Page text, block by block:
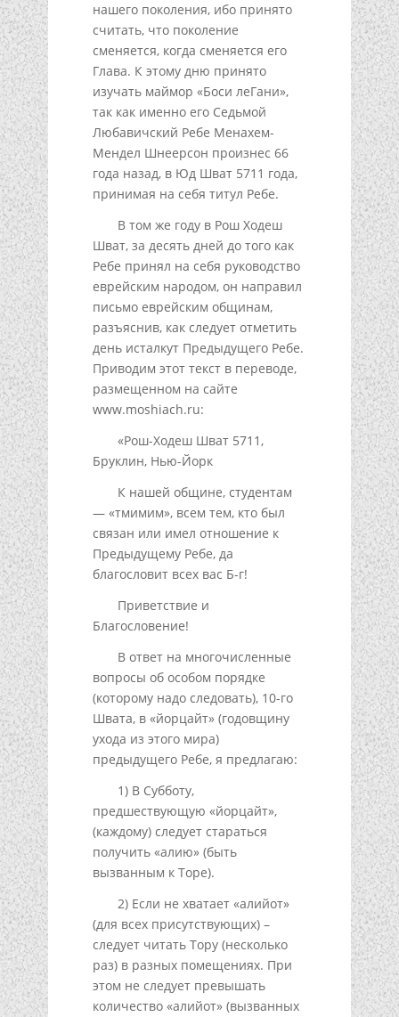
нашего поколения, ибо принято
считать, что поколение
сменяется, когда сменяется его
Глава. К этому дню принято
изучать маймор «Боси леГани»,
так как именно его Седьмой
Любавичский Ребе Менахем-
Мендел Шнеерсон произнес 66
года назад, в Юд Шват 5711 года,
принимая на себя титул Ребе.
В том же году в Рош Ходеш
Шват, за десять дней до того как
Ребе принял на себя руководство
еврейским народом, он направил
письмо еврейским общинам,
разъяснив, как следует отметить
день исталкут Предыдущего Ребе.
Приводим этот текст в переводе,
размещенном на сайте
www.moshiach.ru:
«Рош-Ходеш Шват 5711,
Бруклин, Нью-Йорк
К нашей общине, студентам
— «тмимим», всем тем, кто был
связан или имел отношение к
Предыдущему Ребе, да
благословит всех вас Б-г!
Приветствие и
Благословение!
В ответ на многочисленные
вопросы об особом порядке
(которому надо следовать), 10-го
Швата, в «йорцайт» (годовщину
ухода из этого мира)
предыдущего Ребе, я предлагаю:
1) В Субботу,
предшествующую «йорцайт»,
(каждому) следует стараться
получить «алию» (быть
вызванным к Торе).
2) Если не хватает «алийот»
(для всех присутствующих) –
следует читать Тору (несколько
раз) в разных помещениях. При
этом не следует превышать
количество «алийот» (вызванных